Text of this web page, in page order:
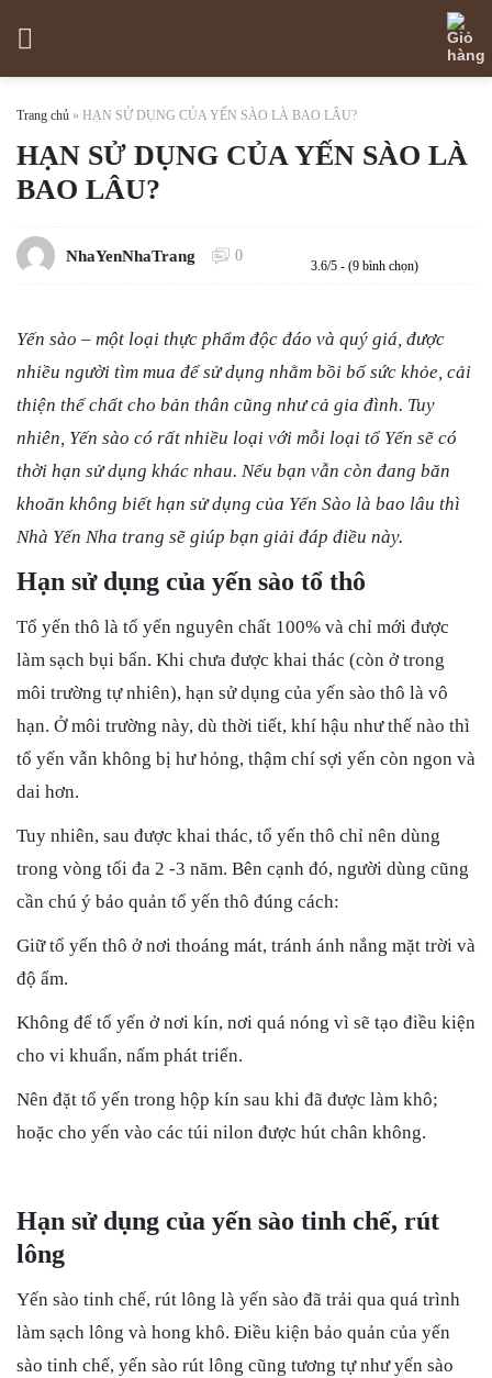
content
Trang chủ » HẠN SỬ DỤNG CỦA YẾN SÀO LÀ BAO LÂU?
HẠN SỬ DỤNG CỦA YẾN SÀO LÀ
BAO LÂU?
NhaYenNhaTrang 0
3.6/5 - (9 bình chọn)
Yến sào – một loại thực phẩm độc đáo và quý giá, được
nhiều người tìm mua để sử dụng nhằm bồi bổ sức khỏe, cải
thiện thể chất cho bản thân cũng như cả gia đình. Tuy
nhiên, Yến sào có rất nhiều loại với mỗi loại tổ Yến sẽ có
thời hạn sử dụng khác nhau. Nếu bạn vẫn còn đang băn
khoăn không biết hạn sử dụng của Yến Sào là bao lâu thì
Nhà Yến Nha trang sẽ giúp bạn giải đáp điều này.
Hạn sử dụng của yến sào tổ thô
Tổ yến thô là tổ yến nguyên chất 100% và chỉ mới được
làm sạch bụi bẩn. Khi chưa được khai thác (còn ở trong
môi trường tự nhiên), hạn sử dụng của yến sào thô là vô
hạn. Ở môi trường này, dù thời tiết, khí hậu như thế nào thì
tổ yến vẫn không bị hư hỏng, thậm chí sợi yến còn ngon và
dai hơn.
Tuy nhiên, sau được khai thác, tổ yến thô chỉ nên dùng
trong vòng tối đa 2 -3 năm. Bên cạnh đó, người dùng cũng
cần chú ý bảo quản tổ yến thô đúng cách:
Giữ tổ yến thô ở nơi thoáng mát, tránh ánh nắng mặt trời và
độ ẩm.
Không để tổ yến ở nơi kín, nơi quá nóng vì sẽ tạo điều kiện
cho vi khuẩn, nấm phát triển.
Nên đặt tổ yến trong hộp kín sau khi đã được làm khô;
hoặc cho yến vào các túi nilon được hút chân không.
Hạn sử dụng của yến sào tinh chế, rút
lông
Yến sào tinh chế, rút lông là yến sào đã trải qua quá trình
làm sạch lông và hong khô. Điều kiện bảo quản của yến
sào tinh chế, yến sào rút lông cũng tương tự như yến sào